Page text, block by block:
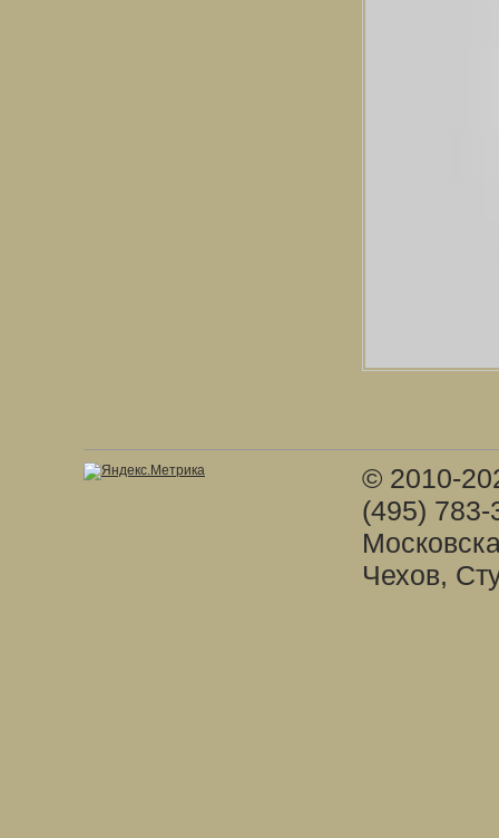
© 2010-
(495)
Чехов,